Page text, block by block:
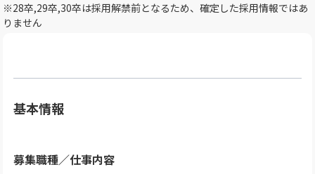
※28卒,29卒,30卒は採用解禁前となるため、確定した採用情報ではあ
りません
基本情報
募集職種／仕事内容